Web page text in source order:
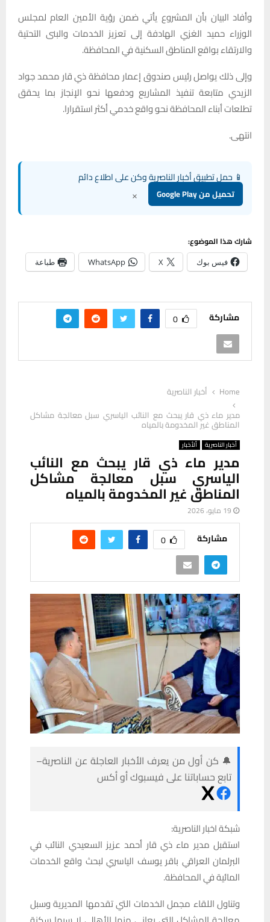
وأفاد البيان بأن المشروع يأتي ضمن رؤية الأمين العام لمجلس
الوزراء حميد الغزي الهادفة إلى تعزيز الخدمات والبنى التحتية
والارتقاء بواقع المناطق السكنية في المحافظة.
وإلى ذلك يواصل رئيس صندوق إعمار محافظة ذي قار محمد جواد
الزيدي متابعة تنفيذ المشاريع ودفعها نحو الإنجاز بما يحقق
تطلعات أبناء المحافظة نحو واقع خدمي أكثر استقرارا.
انتهى.
📱 حمل تطبيق أخبار الناصرية وكن على اطلاع دائم
تحميل من Google Play ×
شارك هذا الموضوع:
فيس بوك X
WhatsApp طباعة
مشاركة 0
Home
أخبار الناصرية
مدير ماء ذي قار يبحث مع النائب الياسري سبل معالجة مشاكل
المناطق غير المخدومة بالمياه
أخبار الناصرية ألأخبار
مدير ماء ذي قار يبحث مع النائب
الياسري سبل معالجة مشاكل
المناطق غير المخدومة بالمياه
19 مايو، 2026
مشاركة 0
🔔 كن أول من يعرف الأخبار العاجلة عن الناصرية–
تابع حساباتنا على فيسبوك أو أكس
شبكة اخبار الناصرية:
استقبل مدير ماء ذي قار أحمد عزيز السعيدي النائب في
البرلمان العراقي باقر يوسف الياسري لبحث واقع الخدمات
المائية في المحافظة.
وتناول اللقاء مجمل الخدمات التي تقدمها المديرية وسبل